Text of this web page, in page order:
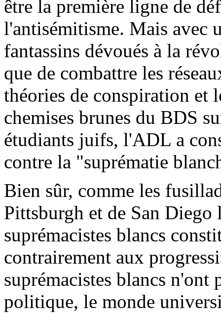
être la première ligne de
l'antisémitisme. Mais avec
fantassins dévoués à la
que de combattre les
théories de conspiration et
chemises brunes du BDS
étudiants juifs, l'ADL a
contre la "suprématie
Bien sûr, comme les
Pittsburgh et de San
suprémacistes blancs
contrairement aux
suprémacistes blancs n'ont
politique, le monde